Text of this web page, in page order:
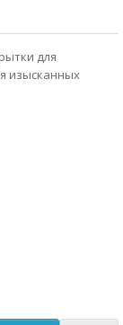
для
изысканных